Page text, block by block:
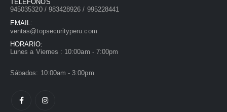
TELÉFONOS
945035320 / 983428926 / 995228441
EMAIL:
ventas@topsecurityperu.com
HORARIO:
Lunes a Viernes : 10:00am - 7:00pm
Sábados: 10:00am - 3:00pm